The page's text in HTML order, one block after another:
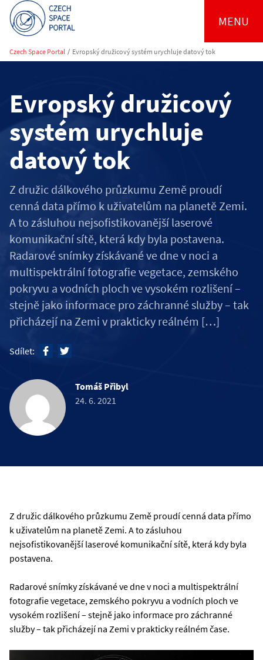
MENU
Czech Space Portal / Evropský družicový systém urychluje datový tok
Evropský družicový
systém urychluje
datový tok
Z družic dálkového průzkumu Země proudí
cenná data přímo k uživatelům na planetě Zemi.
A to zásluhou nejsofistikovanější laserové
komunikační sítě, která kdy byla postavena.
Radarové snímky získávané ve dne v noci a
multispektrální fotografie vegetace, zemského
pokryvu a vodních ploch ve vysokém rozlišení –
stejně jako informace pro záchranné služby – tak
přicházejí na Zemi v prakticky reálném […]
Sdílet:
Tomáš Přibyl
24. 6. 2021
Z družic dálkového průzkumu Země proudí cenná data přímo
k uživatelům na planetě Zemi. A to zásluhou
nejsofistikovanější laserové komunikační sítě, která kdy byla
postavena.
Radarové snímky získávané ve dne v noci a multispektrální
fotografie vegetace, zemského pokryvu a vodních ploch ve
vysokém rozlišení – stejně jako informace pro záchranné
služby – tak přicházejí na Zemi v prakticky reálném čase.